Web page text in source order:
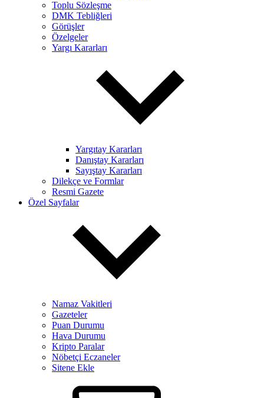
Toplu Sözleşme
DMK Tebliğleri
Görüşler
Özelgeler
Yargı Kararları
Yargıtay Kararları
Danıştay Kararları
Sayıştay Kararları
Dilekçe ve Formlar
Resmi Gazete
Özel Sayfalar
Namaz Vakitleri
Gazeteler
Puan Durumu
Hava Durumu
Kripto Paralar
Nöbetçi Eczaneler
Sitene Ekle